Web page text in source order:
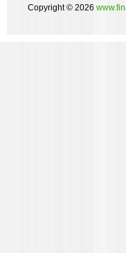
Copyright © 2026